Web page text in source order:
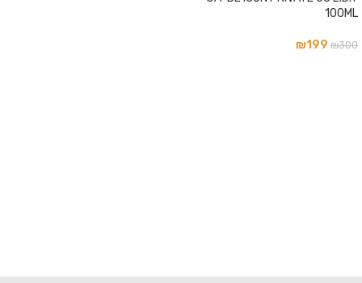
100ML
₪300
₪199